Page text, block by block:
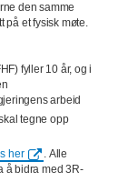
den samme
på et fysisk møte.
fyller 10 år, og i
arbeid
tegne opp
her
. Alle
å bidra med 3R-